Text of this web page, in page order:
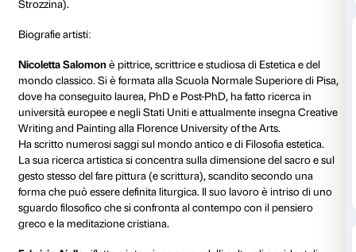
Durante la fase di elaborazione gli studenti
guidate in mostra e avranno la possibilità di
lavorano in Toscana, la cui ricerca artistica ha una
con il tema proposto. Per il progettoHoly! Holy!
invitati Nicoletta Salomon e Fabrizio Ajello che
proprio lavoro in due talk; questi appuntamenti
ulteriore momento di confronto per suggerire nuovi
approcci e letture dedicate al tema del sacro.